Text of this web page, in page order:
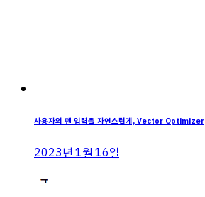
사용자의 펜 입력을 자연스럽게, Vector Optimizer
2023년 1월 16일